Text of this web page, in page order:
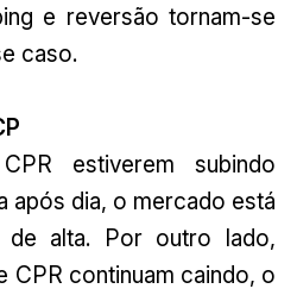
e reversão tornam-se
caso.
estiverem subindo
após dia, o mercado está
de alta. Por outro lado,
CPR continuam caindo, o